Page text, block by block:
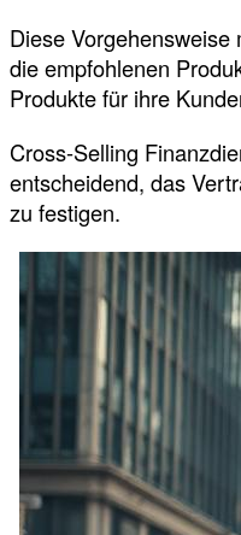
Diese
die empfohlenen
Produkte für ihre
Cross-Selling
entscheidend, das
zu festigen.